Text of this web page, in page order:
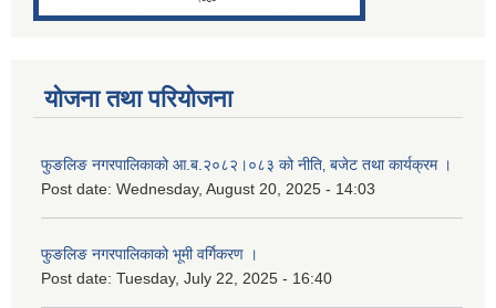
योजना तथा परियोजना
फुङलिङ नगरपालिकाको आ.ब.२०८२।०८३ को नीति‚ बजेट तथा कार्यक्रम ।
Post date: Wednesday, August 20, 2025 - 14:03
फुङलिङ नगरपालिकाको भूमी वर्गिकरण ।
Post date: Tuesday, July 22, 2025 - 16:40